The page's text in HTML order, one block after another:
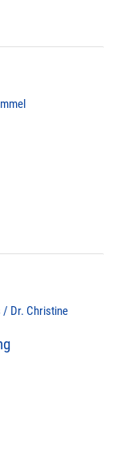
Dr. Christine